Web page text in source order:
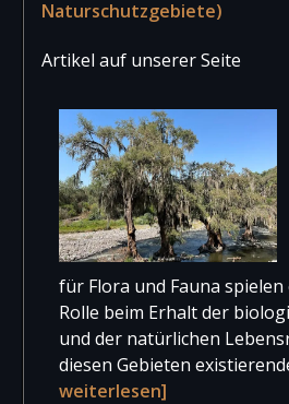
Naturschutzgebiete)
Artikel auf unserer Seite
für Flora und Fauna
Rolle beim Erhalt der
und der natürlichen
diesen Gebieten
weiterlesen]